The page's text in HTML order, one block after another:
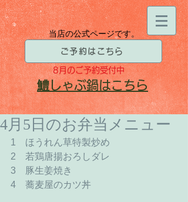
当店の公式ページです。
ご予約はこちら
8月のご予約受付中
​鱧しゃぶ鍋はこちら
4月5日のお弁当メニュー
1　ほうれん草特製炒め
2　若鶏唐揚おろしダレ
3　豚生姜焼き
4　蕎麦屋のカツ丼